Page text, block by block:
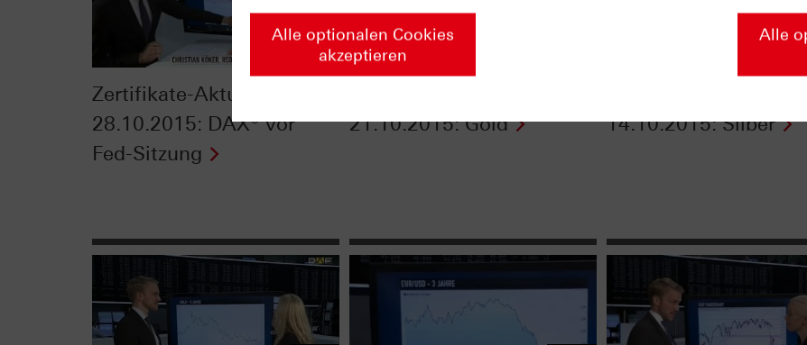
Zertifikate-Aktuell vom
28.10.2015: DAX® vor
Fed-Sitzung
21.10.2015: Gold
14.10.2015: Silber
Alle optionalen Cookies
akzeptieren
Alle